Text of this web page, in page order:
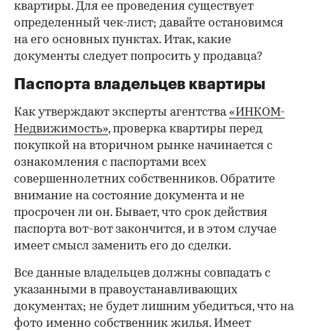
квартиры. Для ее проведения существует
определенный чек-лист; давайте остановимся
на его основных пунктах. Итак, какие
документы следует попросить у продавца?
Паспорта владельцев квартиры
Как утверждают эксперты агентства«ИНКОМ-
Недвижимость», проверка квартиры перед
покупкой на вторичном рынке начинается с
ознакомления с паспортами всех
совершеннолетних собственников. Обратите
внимание на состояние документа и не
просрочен ли он. Бывает, что срок действия
паспорта вот-вот закончится, и в этом случае
имеет смысл заменить его до сделки.
Все данные владельцев должны совпадать с
указанными в правоустанавливающих
документах; не будет лишним убедиться, что на
фото именно собственник жилья. Имеет